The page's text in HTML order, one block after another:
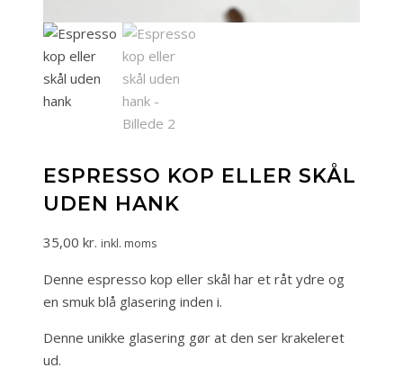
ESPRESSO KOP ELLER SKÅL
UDEN HANK
35,00 kr. inkl. moms
Denne espresso kop eller skål har et råt ydre og
en smuk blå glasering inden i.
Denne unikke glasering gør at den ser krakeleret
ud.